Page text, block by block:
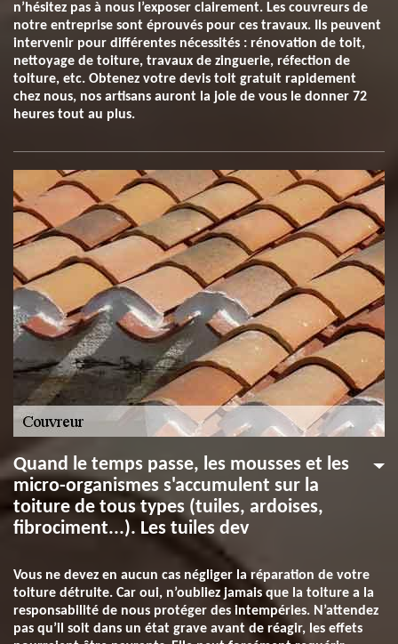
n’hésitez pas à nous l’exposer clairement. Les couvreurs de
notre entreprise sont éprouvés pour ces travaux. Ils peuvent
intervenir pour différentes nécessités : rénovation de toit,
nettoyage de toiture, travaux de zinguerie, réfection de
toiture, etc. Obtenez votre devis toit gratuit rapidement
chez nous, nos artisans auront la joie de vous le donner 72
heures tout au plus.
Quand le temps passe, les mousses et les
micro-organismes s'accumulent sur la
toiture de tous types (tuiles, ardoises,
fibrociment...). Les tuiles dev
Vous ne devez en aucun cas négliger la réparation de votre
toiture détruite. Car oui, n’oubliez jamais que la toiture a la
responsabilité de nous protéger des intempéries. N’attendez
pas qu’il soit dans un état grave avant de réagir, les effets